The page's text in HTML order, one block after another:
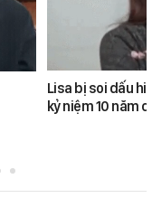
Lisa bị soi dấu
kỷ niệm 10 năm